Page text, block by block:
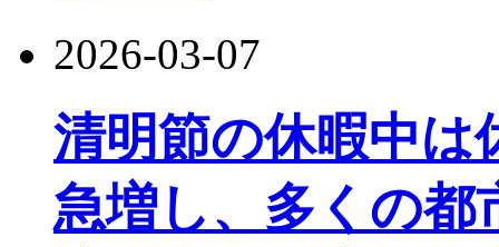
2026-03-07
清明節の休暇中は
急増し、多くの都